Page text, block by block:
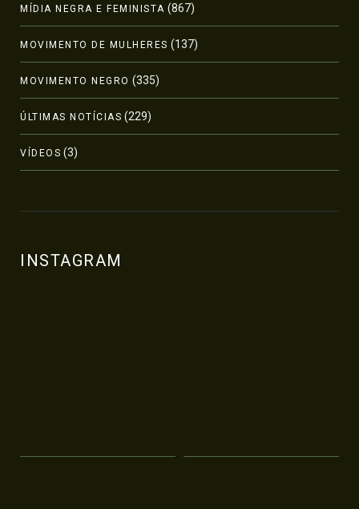
MÍDIA NEGRA E FEMINISTA (867)
MOVIMENTO DE MULHERES (137)
MOVIMENTO NEGRO (335)
ÚLTIMAS NOTÍCIAS (229)
VÍDEOS (3)
INSTAGRAM